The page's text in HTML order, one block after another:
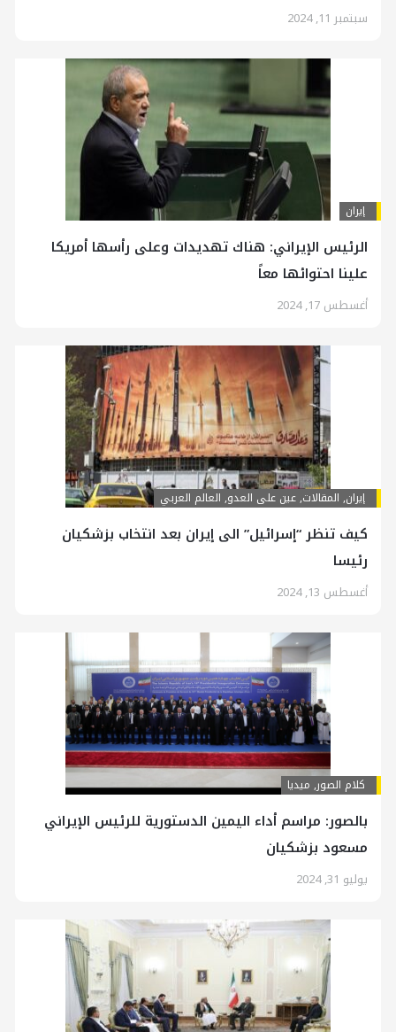
سبتمبر 11, 2024
إيران
الرئيس الإيراني: هناك تهديدات وعلى رأسها أمريكا
علينا احتوائها معاً
أغسطس 17, 2024
إيران, المقالات,عين على العدو, العالم العربي
كيف تنظر “إسرائيل” الى إيران بعد انتخاب بزشكيان
رئيسا
أغسطس 13, 2024
کلام الصور, ميديا
بالصور: مراسم أداء اليمين الدستورية للرئيس الإيراني
مسعود بزشكيان
يوليو 31, 2024